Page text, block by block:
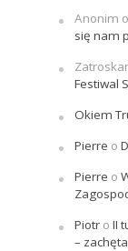
Anonim
się nam
Festiwal
Okiem
Pierre o
Pierre o
Piotro II
–